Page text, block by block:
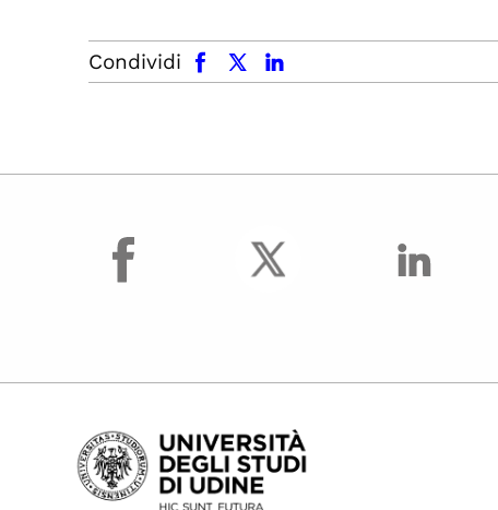
Condividi
facebook x.com linkedin
facebook